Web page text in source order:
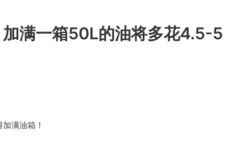
满一箱50L的油将多花4.5-5
满油箱！